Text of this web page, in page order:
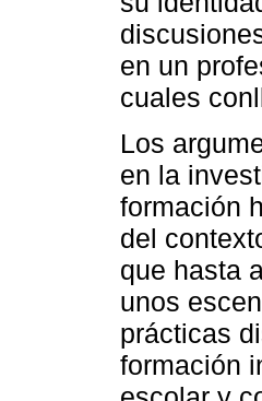
en un
cuales
Los
en la
formación
del
que hasta
unos
prácticas
formación